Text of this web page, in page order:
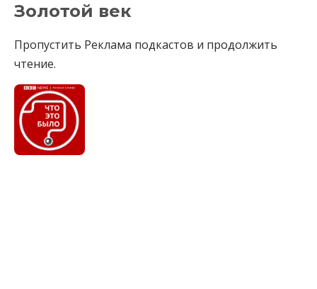
Золотой век
Пропустить Реклама подкастов и продолжить
чтение.